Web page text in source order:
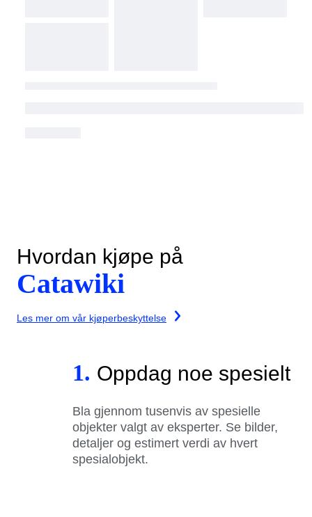
Hvordan kjøpe på
Catawiki
Les mer om vår kjøperbeskyttelse
1. Oppdag noe spesielt
Bla gjennom tusenvis av spesielle
objekter valgt av eksperter. Se bilder,
detaljer og estimert verdi av hvert
spesialobjekt.